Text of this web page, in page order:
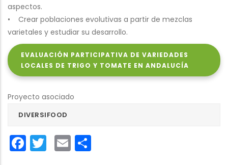
aspectos.
• Crear poblaciones evolutivas a partir de mezclas
varietales y estudiar su desarrollo.
EVALUACIÓN PARTICIPATIVA DE VARIEDADES
LOCALES DE TRIGO Y TOMATE EN ANDALUCÍA
Proyecto asociado
DIVERSIFOOD
Facebook
Twitter
Email